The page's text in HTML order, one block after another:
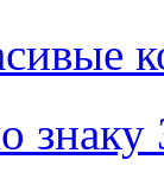
знаку